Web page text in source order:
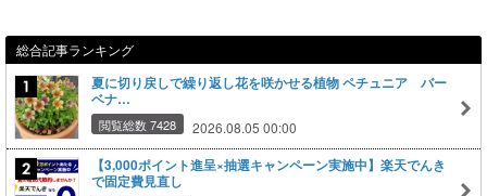
総合記事ランキング
夏に切り戻しで繰り返し花を咲かせる植物 ペチュニア バー
ベナ…
閲覧総数 7428 2026.08.05 00:00
【3,000ポイント進呈×抽選キャンペーン実施中】楽天でんき
で固定費見直し